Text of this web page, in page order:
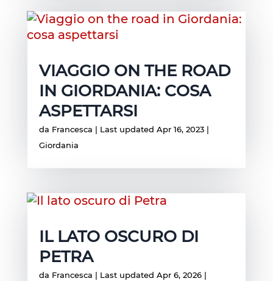
VIAGGIO ON THE ROAD
IN GIORDANIA: COSA
ASPETTARSI
da Francesca | Last updated Apr 16, 2023|
Giordania
IL LATO OSCURO DI
PETRA
da Francesca | Last updated Apr 6, 2026|